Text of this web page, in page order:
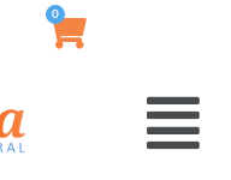
0